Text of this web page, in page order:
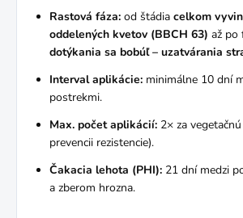
Rastová fáza: od štádia celkom
oddelených kvetov (BBCH 63) až po
dotýkania sa bobúľ – uzatvárania
Interval aplikácie: minimálne 10 dní
postrekmi.
Max. počet aplikácií: 2× za
prevencii rezistencie).
Čakacia lehota (PHI): 21 dní medzi
a zberom hrozna.